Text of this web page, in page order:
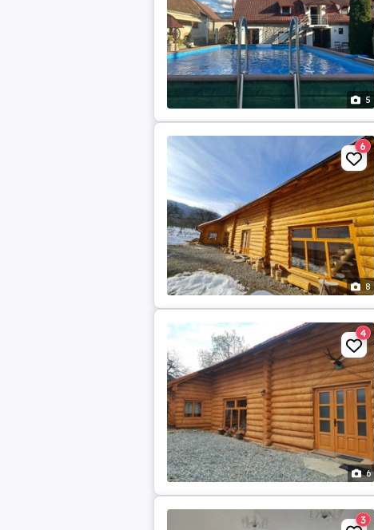
5
8
6
6
4
3